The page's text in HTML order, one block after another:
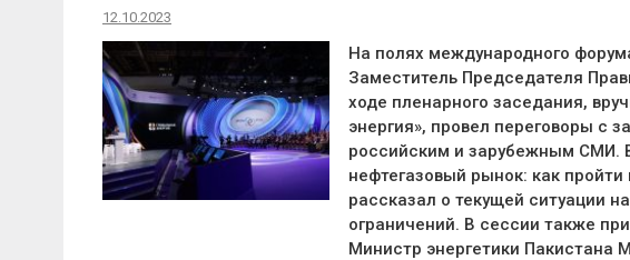
12.10.2023
На полях международного
Заместитель Председателя
ходе пленарного заседания,
энергия», провел переговоры с
российским и зарубежным СМИ.
нефтегазовый рынок: как
рассказал о текущей ситуации
ограничений. В сессии также
Министр энергетики Пакистана